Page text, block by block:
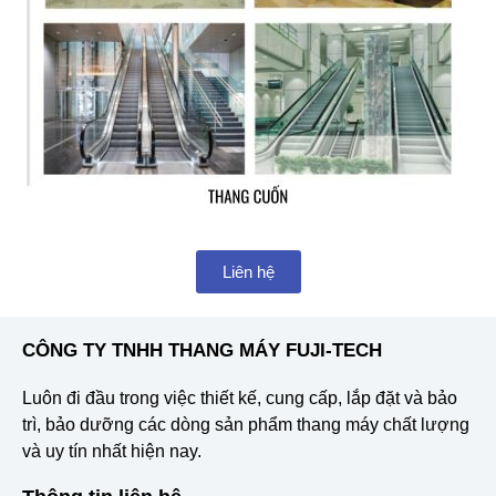
Liên hệ
CÔNG TY TNHH THANG MÁY FUJI-TECH
Luôn đi đầu trong việc thiết kế, cung cấp, lắp đặt và bảo
trì, bảo dưỡng các dòng sản phẩm thang máy chất lượng
và uy tín nhất hiện nay.